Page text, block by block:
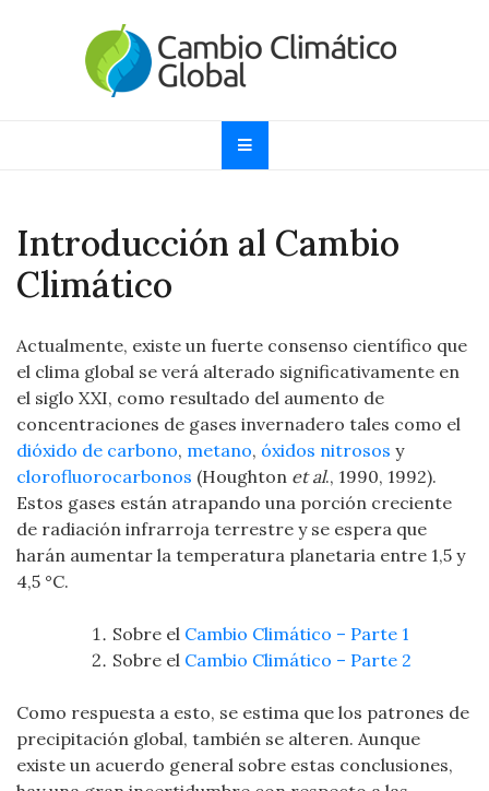
Cambio Climático
Global
Climático y Efecto Invernadero desde 1997
Introducción al Cambio
Climático
Actualmente, existe un fuerte consenso científico que
el clima global se verá alterado significativamente en
el siglo XXI, como resultado del aumento de
concentraciones de gases invernadero tales como el
dióxido de carbono, metano, óxidos nitrosos y
clorofluorocarbonos (Houghton et al., 1990, 1992).
Estos gases están atrapando una porción creciente
de radiación infrarroja terrestre y se espera que
harán aumentar la temperatura planetaria entre 1,5 y
4,5 °C.
Sobre el Cambio Climático – Parte 1
Sobre el Cambio Climático – Parte 2
Como respuesta a esto, se estima que los patrones de
precipitación global, también se alteren. Aunque
existe un acuerdo general sobre estas conclusiones,